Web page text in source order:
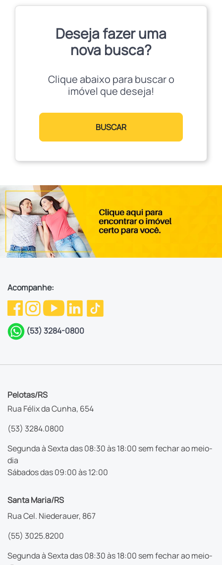
Deseja fazer uma
nova busca?
Clique abaixo para buscar o
imóvel que deseja!
BUSCAR
Acompanhe:
(53) 3284-0800
Pelotas/RS
Rua Félix da Cunha, 654
(53) 3284.0800
Segunda à Sexta das 08:30 às 18:00 sem fechar ao meio-
dia
Sábados das 09:00 às 12:00
Santa Maria/RS
Rua Cel. Niederauer, 867
(55) 3025.8200
Segunda à Sexta das 08:30 às 18:00 sem fechar ao meio-